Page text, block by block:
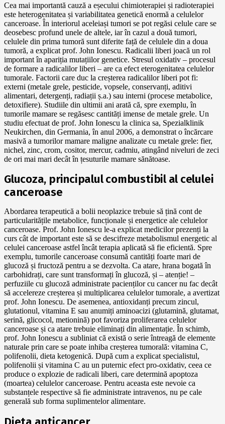
Cea mai importantă cauză a eșecului chimioterapiei și radioterapiei
este heterogenitatea și variabilitatea genetică enormă a celulelor
canceroase. În interiorul aceleiași tumori se pot regăsi celule care se
deosebesc profund unele de altele, iar în cazul a două tumori,
celulele din prima tumoră sunt diferite față de celulele din a doua
tumoră, a explicat prof. John Ionescu. Radicalii liberi joacă un rol
important în apariția mutațiilor genetice. Stresul oxidativ – procesul
de formare a radicalilor liberi – are ca efect eterogenitatea celulelor
tumorale. Factorii care duc la creșterea radicalilor liberi pot fi:
externi (metale grele, pesticide, vopsele, conservanți, aditivi
alimentari, detergenți, radiații ș.a.) sau interni (procese metabolice,
detoxifiere). Studiile din ultimii ani arată că, spre exemplu, în
tumorile mamare se regăsesc cantități imense de metale grele. Un
studiu efectuat de prof. John Ionescu la clinica sa, Spezialklinik
Neukirchen, din Germania, în anul 2006, a demonstrat o încărcare
masivă a tumorilor mamare maligne analizate cu metale grele: fier,
nichel, zinc, crom, cositor, mercur, cadmiu, atingând niveluri de zeci
de ori mai mari decât în țesuturile mamare sănătoase.
Glucoza, principalul combustibil al celulei
canceroase
Abordarea terapeutică a bolii neoplazice trebuie să țină cont de
particularitățile metabolice, funcționale și energetice ale celulelor
canceroase. Prof. John Ionescu le-a explicat medicilor prezenți la
curs cât de important este să se descifreze metabolismul energetic al
celulei canceroase astfel încât terapia aplicată să fie eficientă. Spre
exemplu, tumorile canceroase consumă cantități foarte mari de
glucoză și fructoză pentru a se dezvolta. Ca atare, hrana bogată în
carbohidrați, care sunt transformați în glucoză, și – atenție! –
perfuziile cu glucoză administrate pacienților cu cancer nu fac decât
să accelereze creșterea și multiplicarea celulelor tumorale, a avertizat
prof. John Ionescu. De asemenea, antioxidanți precum zincul,
glutationul, vitamina E sau anumiți aminoacizi (glutamină, glutamat,
serină, glicocol, metionină) pot favoriza proliferarea celulelor
canceroase și ca atare trebuie eliminați din alimentație. În schimb,
prof. John Ionescu a subliniat că există o serie întreagă de elemente
naturale prin care se poate inhiba creșterea tumorală: vitamina C,
polifenolii, dieta ketogenică. După cum a explicat specialistul,
polifenolii și vitamina C au un puternic efect pro-oxidativ, ceea ce
produce o explozie de radicali liberi, care determină apoptoza
(moartea) celulelor canceroase. Pentru aceasta este nevoie ca
substanțele respective să fie administrate intravenos, nu pe cale
generală sub forma suplimentelor alimentare.